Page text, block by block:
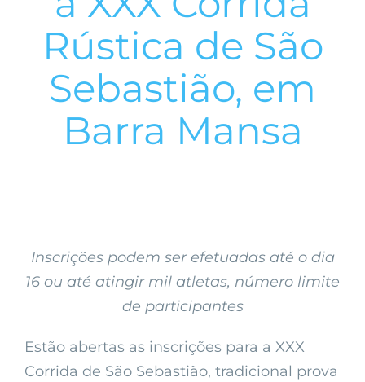
Rústica de São
Sebastião, em
Barra Mansa
Inscrições podem ser efetuadas até o dia
16 ou até atingir mil atletas, número limite
de participantes
Estão abertas as inscrições para a XXX
Corrida de São Sebastião, tradicional prova